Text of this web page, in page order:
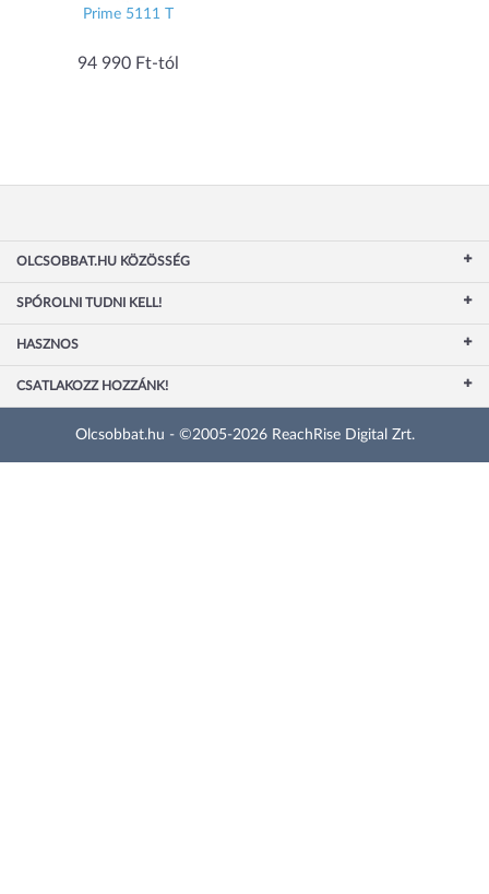
Prime 5111 T
94 990 Ft-tól
OLCSOBBAT.HU KÖZÖSSÉG
SPÓROLNI TUDNI KELL!
HASZNOS
CSATLAKOZZ HOZZÁNK!
Olcsobbat.hu - ©2005-2026 ReachRise Digital Zrt.